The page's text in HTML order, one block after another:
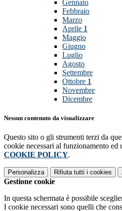
Gennaio
Febbraio
Marzo
Aprile 1
Maggio
Giugno
Luglio
Agosto
Settembre
Ottobre 1
Novembre
Dicembre
Nessun contenuto da visualizzare
Questo sito o gli strumenti terzi da
cookie necessari al funzionamento
COOKIE POLICY.
Personalizza Rifiuta tutti i cookies
Gestione cookie
In questa schermata è possibile
I cookie necessari sono quelli che